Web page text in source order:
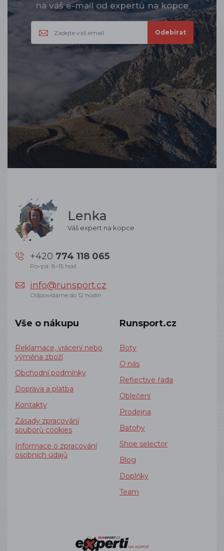
na váš e-mail od expertů na kopce
Lenka
Váš expert na kopce
+420 774 118 065
Po–pá: 8–15 hod.
info@runsport.cz
Odpovídáme do 12 hodin
Vše o nákupu
Reklamace, vrácení nebo
výměna zboží
Obchodní podmínky
Doprava a platba
Kontakty
Zásady zpracování
souborů cookies
Informace o zpracování
osobních údajů
Runsport.cz
Boty
O nás
Reflective řada
Oblečení
Prodejna
Batohy
Shoe selector
Blog
Doplňky
Team